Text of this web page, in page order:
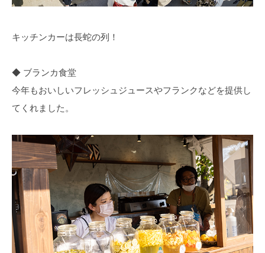
キッチンカーは長蛇の列！
◆ ブランカ食堂
今年もおいしいフレッシュジュースやフランクなどを提供し
てくれました。